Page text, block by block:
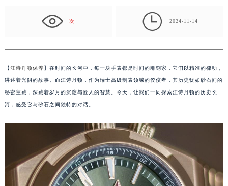
次  2024-11-14
【江诗丹顿保养】在时间的长河中，每一块手表都是时间的雕刻家，它们以精准的律动，
讲述着光阴的故事。而江诗丹顿，作为瑞士高级制表领域的佼佼者，其历史犹如砂石间的
秘密宝藏，深藏着岁月的沉淀与匠人的智慧。今天，让我们一同探索江诗丹顿的历史长
河，感受它与砂石之间独特的对话。